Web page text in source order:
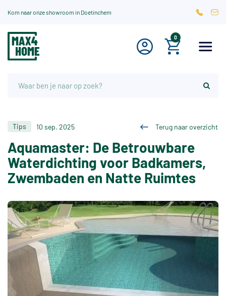
Kom naar onze showroom in Doetinchem
0
Tips 10 sep. 2025 Terug naar overzicht
Aquamaster: De Betrouwbare
Waterdichting voor Badkamers,
Zwembaden en Natte Ruimtes